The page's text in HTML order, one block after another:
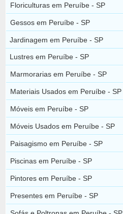
Floriculturas em Peruíbe - SP
Gessos em Peruíbe - SP
Jardinagem em Peruíbe - SP
Lustres em Peruíbe - SP
Marmorarias em Peruíbe - SP
Materiais Usados em Peruíbe - SP
Móveis em Peruíbe - SP
Móveis Usados em Peruíbe - SP
Paisagismo em Peruíbe - SP
Piscinas em Peruíbe - SP
Pintores em Peruíbe - SP
Presentes em Peruíbe - SP